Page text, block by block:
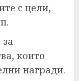
с цели,
които
награди.